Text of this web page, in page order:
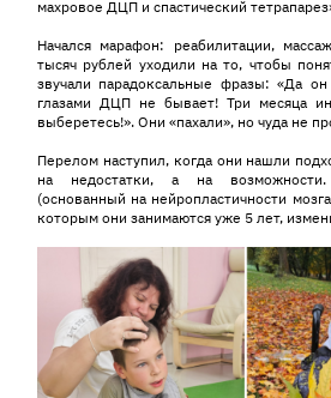
махровое ДЦП и спастический
Начался марафон: реабилитации,
тысяч рублей уходили на то, чтобы
звучали парадоксальные фразы: «Да
глазами ДЦП не бывает! Три месяца
выберетесь!». Они «пахали», но чуда не
Перелом наступил, когда они нашли
на недостатки, а на
(основанный на нейропластичности
которым они занимаются уже 5 лет,